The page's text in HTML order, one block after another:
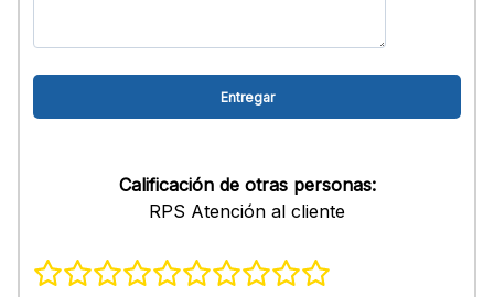
Calificación de otras personas:
RPS Atención al cliente